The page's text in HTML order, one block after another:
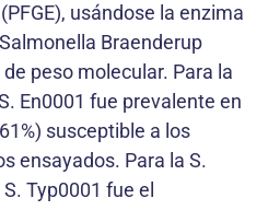
usándose la enzima
Braenderup
peso molecular. Para la
En0001 fue prevalente en
susceptible a los
ensayados. Para la S.
Typ0001 fue el